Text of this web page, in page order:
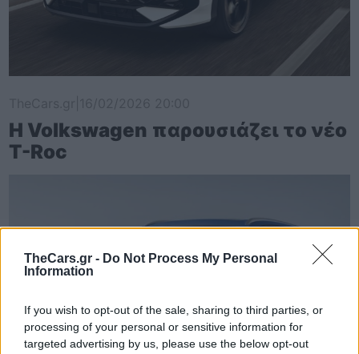
TheCars.gr - Do Not Process My Personal
Information
If you wish to opt-out of the sale, sharing to third parties, or
processing of your personal or sensitive information for
targeted advertising by us, please use the below opt-out
Η Volkswagen παρουσιάζει το νέο
T-Roc